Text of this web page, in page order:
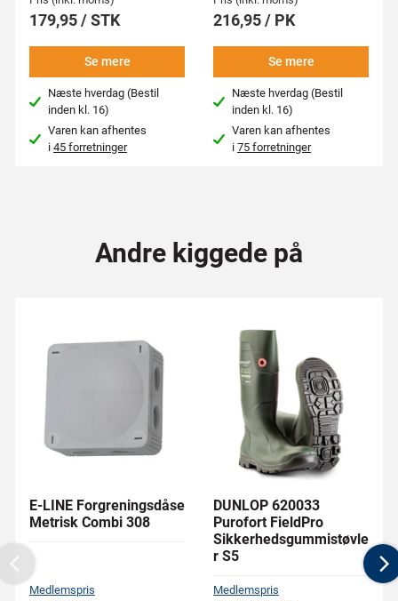
179,95 / STK
Se mere
Næste hverdag (Bestil
inden kl. 16)
Varen kan afhentes
i45 forretninger
216,95 / PK
Se mere
Næste hverdag (Bestil
inden kl. 16)
Varen kan afhentes
i75 forretninger
Andre kiggede på
E-LINE Forgreningsdåse
Metrisk Combi 308
Medlemspris
DUNLOP 620033
Purofort FieldPro
Sikkerhedsgummistøvle
r S5
Medlemspris
Previous